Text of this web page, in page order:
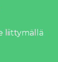
liittymällä